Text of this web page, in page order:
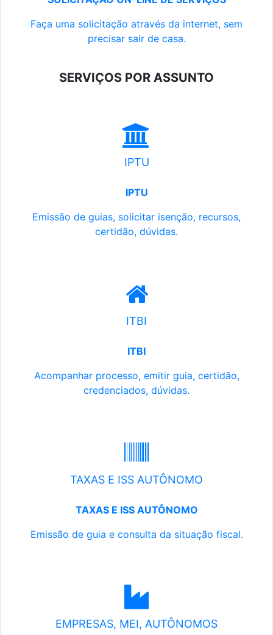
Faça uma solicitação através da internet, sem
precisar sair de casa.
SERVIÇOS POR ASSUNTO
IPTU
IPTU
Emissão de guias, solicitar isenção, recursos,
certidão, dúvidas.
ITBI
ITBI
Acompanhar processo, emitir guia, certidão,
credenciados, dúvidas.
TAXAS E ISS AUTÔNOMO
TAXAS E ISS AUTÔNOMO
Emissão de guia e consulta da situação fiscal.
EMPRESAS, MEI, AUTÔNOMOS